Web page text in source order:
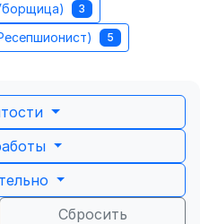
3
5
Сбросить